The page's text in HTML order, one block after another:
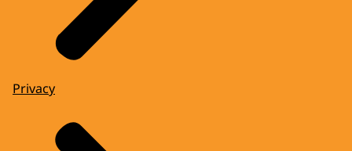
Privacy